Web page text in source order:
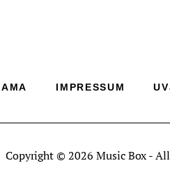
IMPRESSUM
Copyright © 2026 Music Box -